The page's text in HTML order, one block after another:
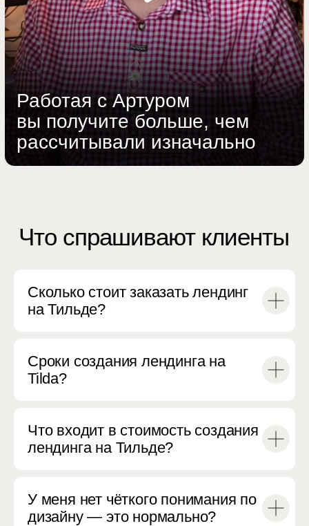
Сколько стоит заказать лендинг
на Тильде?
Сроки создания лендинга на
Tilda?
Что входит в стоимость создания
лендинга на Тильде?
У меня нет чёткого понимания по
дизайну — это нормально?